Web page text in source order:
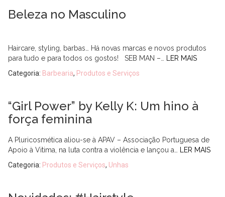
Beleza no Masculino
Haircare, styling, barbas… Há novas marcas e novos produtos
para tudo e para todos os gostos! SEB MAN –…
LER MAIS
Categoria: Barbearia, Produtos e Serviços
“Girl Power” by Kelly K: Um hino à
força feminina
A Pluricosmética aliou-se à APAV – Associação Portuguesa de
Apoio à Vitima, na luta contra a violência e lançou a…
LER MAIS
Categoria: Produtos e Serviços, Unhas